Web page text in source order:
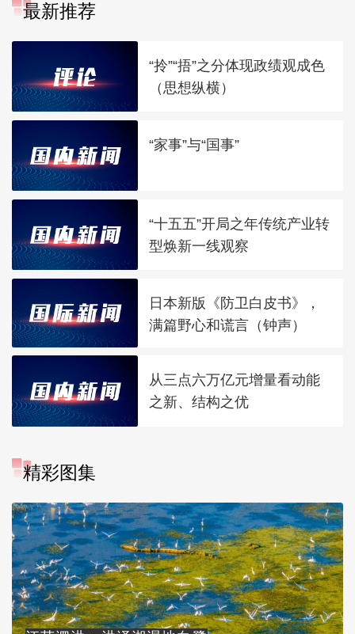
最新推荐
“拎”“捂”之分体现政绩观成色
（思想纵横）
“家事”与“国事”
“十五五”开局之年传统产业转
型焕新一线观察
日本新版《防卫白皮书》，
满篇野心和谎言（钟声）
从三点六万亿元增量看动能
之新、结构之优
精彩图集